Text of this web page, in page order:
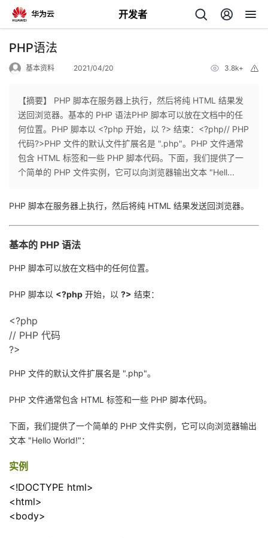
开发者
返
个
人
主
我
的
者
我
博
客
的
论
坛
我
的
圈
子
我
的
直
播
我
的
活
动
我
的
关
我
的
我
PHP语法
基本资料 2021/04/20 3.8k+
【摘要】 PHP 脚本在服务器上执行，然后将纯 HTML 结果发
送回浏览器。基本的 PHP 语法PHP 脚本可以放在文档中的任
何位置。PHP 脚本以 <?php 开始，以 ?> 结束：<?php// PHP
代码?>PHP 文件的默认文件扩展名是 ".php"。PHP 文件通常
包含 HTML 标签和一些 PHP 脚本代码。下面，我们提供了一
个简单的 PHP 文件实例，它可以向浏览器输出文本 "Hell...
PHP 脚本在服务器上执行，然后将纯 HTML 结果发送回浏览器。
基本的 PHP 语法
PHP 脚本可以放在文档中的任何位置。
PHP 脚本以 <?php 开始，以 ?> 结束：
<?php
// PHP 代码
?>
PHP 文件的默认文件扩展名是 ".php"。
PHP 文件通常包含 HTML 标签和一些 PHP 脚本代码。
下面，我们提供了一个简单的 PHP 文件实例，它可以向浏览器输出
文本 "Hello World!"：
实例
<!DOCTYPE html>
<html>
<body>